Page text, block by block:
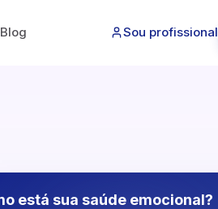
Blog Sou profissional
está sua saúde emocional?